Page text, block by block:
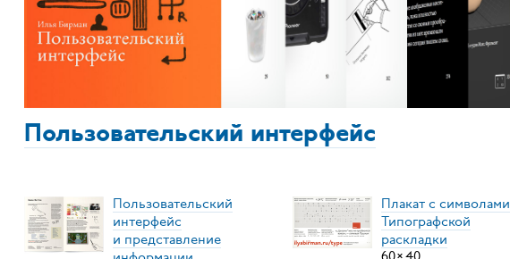
Пользовательский интерфейс
Пользовательский
интерфейс
и представление
Плакат с символами
Типографской
раскладки